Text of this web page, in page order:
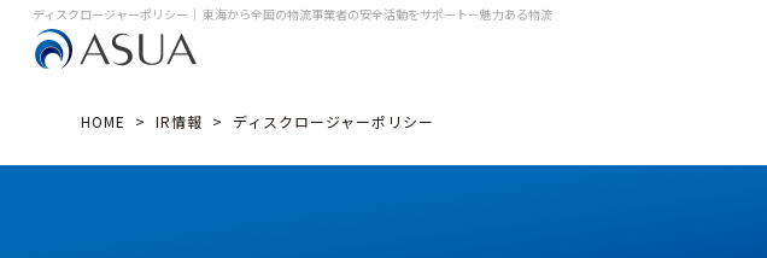
ディスクロージャーポリシー｜ 東海から全国の物流事業者の安全活動をサポート－魅力ある物流を実現
HOME > IR情報 > ディスクロージャーポリシー